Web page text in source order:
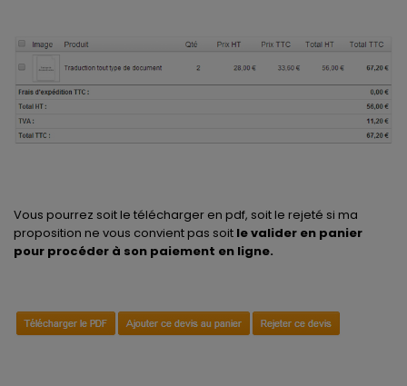
Vous pourrez soit le télécharger en pdf, soit le rejeté si ma
proposition ne vous convient pas soit le valider en panier
pour procéder à son paiement en ligne.